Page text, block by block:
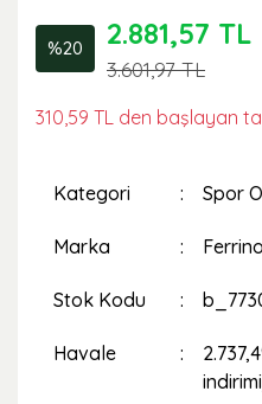
%20 2.881,57 TL
3.601,97 TL
310,59 TL den başlayan
Kategori Spor
Marka Ferrino
Stok Kodu
Havale